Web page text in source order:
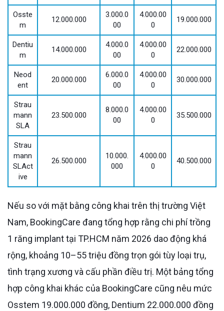
Osste
m
12.000.000
3.000.0
00
4.000.00
0
19.000.000
Dentiu
m
14.000.000
4.000.0
00
4.000.00
0
22.000.000
Neod
ent
20.000.000
6.000.0
00
4.000.00
0
30.000.000
Strau
mann
SLA
23.500.000
8.000.0
00
4.000.00
0
35.500.000
Strau
mann
SLAct
ive
26.500.000
10.000.
000
4.000.00
0
40.500.000
Nếu so với mặt bằng công khai trên thị trường Việt
Nam, BookingCare đang tổng hợp rằng chi phí trồng
1 răng implant tại TP.HCM năm 2026 dao động khá
rộng, khoảng 10–55 triệu đồng trọn gói tùy loại trụ,
tình trạng xương và cấu phần điều trị. Một bảng tổng
hợp công khai khác của BookingCare cũng nêu mức
Osstem 19.000.000 đồng, Dentium 22.000.000 đồng